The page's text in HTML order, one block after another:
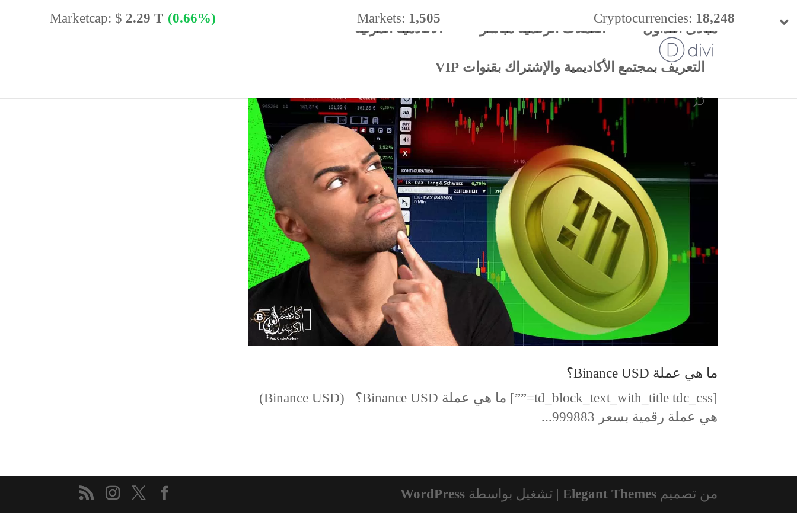
مبادئ التداول العملات الرقمية مباشر الأكادميه المرئية
التعريف بمجتمع الأكاديمية والإشتراك بقنوات VIP
ما هي عملة Binance USD؟
[td_block_text_with_title tdc_css=””] ما هي عملة Binance USD؟ (Binance USD)
هي عملة رقمية بسعر 999883...
من تصميمElegant Themes | تشغيل بواسطةWordPress
Cryptocurrencies: 18,248
Markets: 1,505
Marketcap: $ 2.29 T (0.66%)